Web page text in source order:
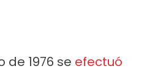
de 1976 se efectuó